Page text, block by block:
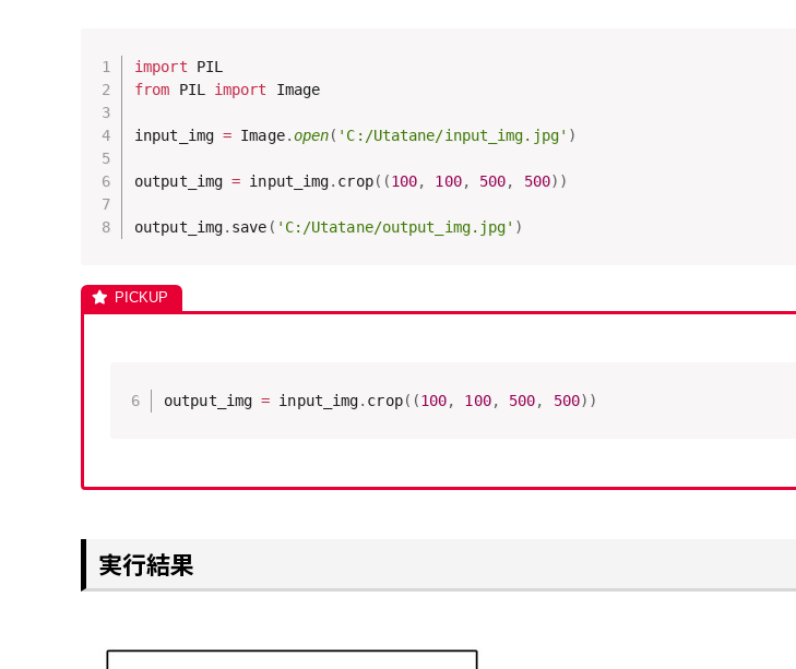
import
from PIL import Image
input_img = Image.open( 'C:/Utatane/input_img.jpg' )
output_img = input_img. crop( (100, 100, 500, 500) )
output_img. save ( 'C:/Utatane/output_img.jpg' )
output_img = input_img. crop( (100, 100, 500, 500) )
実行結果